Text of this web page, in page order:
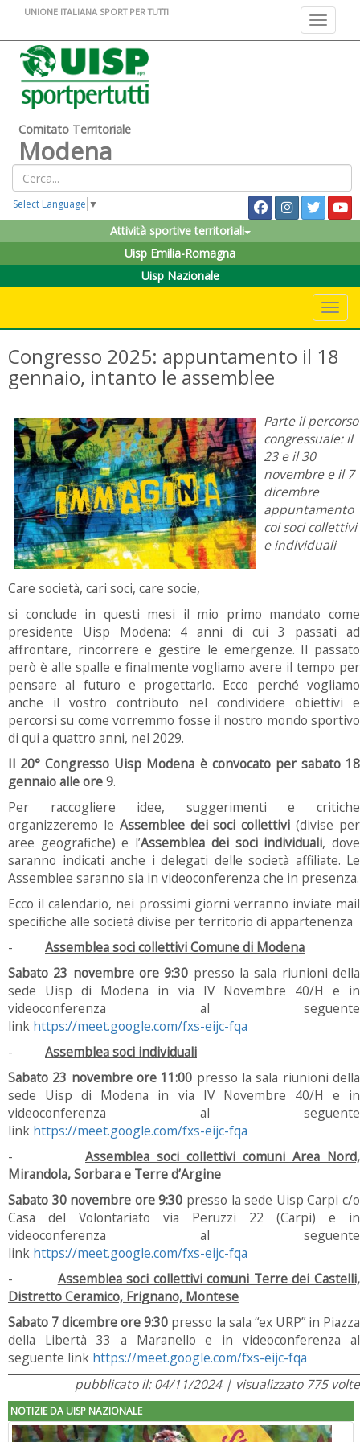
Toggle
UNIONE ITALIANA SPORT PER TUTTI
Comitato Territoriale
Modena
Select Language ▼
Attività sportive territoriali
Uisp Emilia-Romagna
Uisp Nazionale
Congresso 2025: appuntamento il 18
gennaio, intanto le assemblee
Parte il percorso
congressuale: il
23 e il 30
novembre e il 7
dicembre
appuntamento
coi soci collettivi
e individuali
Care società, cari soci, care socie,
si conclude in questi mesi il mio primo mandato come
presidente Uisp Modena: 4 anni di cui 3 passati ad
affrontare, rincorrere e gestire le emergenze. Il passato
però è alle spalle e finalmente vogliamo avere il tempo per
pensare al futuro e progettarlo. Ecco perché vogliamo
anche il vostro contributo nel condividere obiettivi e
percorsi su come vorremmo fosse il nostro mondo sportivo
di qui a quattro anni, nel 2029.
Il 20° Congresso Uisp Modena è convocato per sabato 18
gennaio alle ore 9.
Per raccogliere idee, suggerimenti e critiche
organizzeremo le Assemblee dei soci collettivi (divise per
aree geografiche) e l’Assemblea dei soci individuali, dove
saranno indicati anche i delegati delle società affiliate. Le
Assemblee saranno sia in videoconferenza che in presenza.
Ecco il calendario, nei prossimi giorni verranno inviate mail
specifiche alle società divise per territorio di appartenenza
- Assemblea soci collettivi Comune di Modena
Sabato 23 novembre ore 9:30 presso la sala riunioni della
sede Uisp di Modena in via IV Novembre 40/H e in
videoconferenza al seguente
link https://meet.google.com/fxs-eijc-fqa
- Assemblea soci individuali
Sabato 23 novembre ore 11:00 presso la sala riunioni della
sede Uisp di Modena in via IV Novembre 40/H e in
videoconferenza al seguente
link https://meet.google.com/fxs-eijc-fqa
- Assemblea soci collettivi comuni Area Nord,
Mirandola, Sorbara e Terre d’Argine
Sabato 30 novembre ore 9:30 presso la sede Uisp Carpi c/o
Casa del Volontariato via Peruzzi 22 (Carpi) e in
videoconferenza al seguente
link https://meet.google.com/fxs-eijc-fqa
- Assemblea soci collettivi comuni Terre dei Castelli,
Distretto Ceramico, Frignano, Montese
Sabato 7 dicembre ore 9:30 presso la sala “ex URP” in Piazza
della Libertà 33 a Maranello e in videoconferenza al
seguente link https://meet.google.com/fxs-eijc-fqa
pubblicato il: 04/11/2024 | visualizzato 775 volte
NOTIZIE DA UISP NAZIONALE